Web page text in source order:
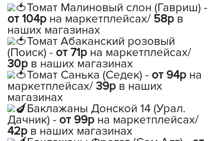
Томат Малиновый слон (Гавриш) -
от 104р на маркетплейсах/ 58р в
наших магазинах
Томат Абаканский розовый
(Поиск) - от 71р на маркетплейсах/
30р в наших магазинах
Томат Санька (Седек) - от 94р на
маркетплейсах/ 39р в наших
магазинах
Баклажаны Донской 14 (Урал.
Дачник) - от 99р на маркетплейсах/
42р в наших магазинах